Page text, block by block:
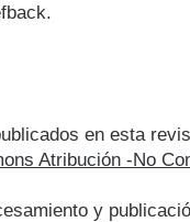
en esta
Atribución -No
y